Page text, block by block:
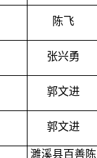
陈飞
张兴勇
郭文进
郭文进
濉溪县百善陈